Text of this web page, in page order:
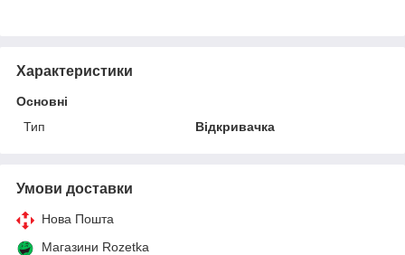
Характеристики
Основні
Тип
Відкривачка
Умови доставки
Нова Пошта
Магазини Rozetka